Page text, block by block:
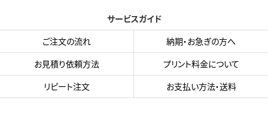
サービスガイド
ご注文の流れ
納期・お急ぎの方へ
お見積り依頼方法
プリント料金について
リピート注文
お支払い方法・送料